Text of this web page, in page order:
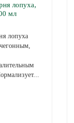
лопуха,
мл
лопуха